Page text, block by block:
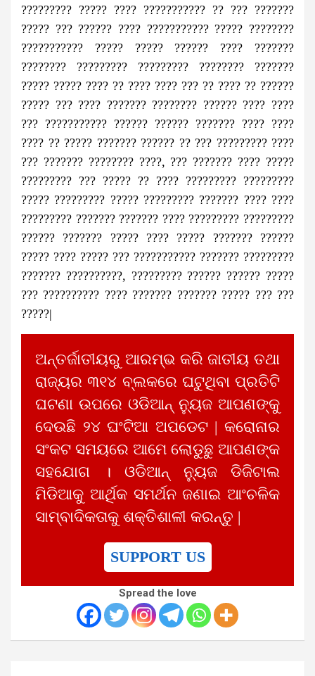
????????? ????? ???? ??????????? ?? ??? ???????
????? ??? ?????? ???? ??????????? ????? ????????
??????????? ????? ????? ?????? ???? ???????
???????? ????????? ????????? ???????? ???????
????? ????? ???? ?? ???? ???? ??? ?? ???? ?? ??????
????? ??? ???? ??????? ???????? ?????? ???? ????
??? ??????????? ?????? ?????? ??????? ???? ????
???? ?? ????? ??????? ?????? ?? ??? ????????? ????
??? ??????? ???????? ????, ??? ??????? ???? ?????
????????? ??? ????? ?? ???? ????????? ?????????
????? ????????? ????? ????????? ??????? ???? ????
????????? ??????? ??????? ???? ????????? ?????????
?????? ??????? ????? ???? ????? ??????? ??????
????? ???? ????? ??? ??????????? ??????? ?????????
??????? ??????????, ????????? ?????? ?????? ?????
??? ?????????? ???? ??????? ??????? ????? ??? ???
?????|
ଅନ୍ତର୍ଜାତୀୟରୁ ଆରମ୍ଭ କରି ଜାତୀୟ ତଥା
ରାଜ୍ୟର ୩୧୪ ବ୍ଲକରେ ଘଟୁଥିବା ପ୍ରତିଟି
ଘଟଣା ଉପରେ ଓଡିଆନ୍ ନ୍ୟୁଜ ଆପଣଙ୍କୁ
ଦେଉଛି ୨୪ ଘଂଟିଆ ଅପଡେଟ | କରୋନାର
ସଂକଟ ସମୟରେ ଆମେ ଲୋଡୁଛୁ ଆପଣଙ୍କ
ସହଯୋଗ । ଓଡିଆନ୍ ନ୍ୟୁଜ ଡିଜିଟାଲ
ମିଡିଆକୁ ଆର୍ଥିକ ସମର୍ଥନ ଜଣାଇ ଆଂଚଳିକ
ସାମ୍ବାଦିକତାକୁ ଶକ୍ତିଶାଳୀ କରନ୍ତୁ |
SUPPORT US
Spread the love